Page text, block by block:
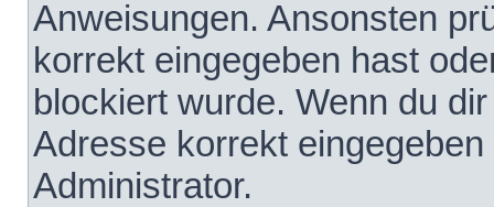
Anweisungen. Ansonsten
korrekt eingegeben hast
blockiert wurde. Wenn du
Adresse korrekt
Administrator.